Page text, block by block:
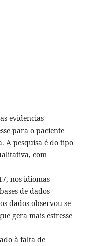
evidencias
para o paciente
A pesquisa é do tipo
com
nos idiomas
de dados
dados observou-se
gera mais estresse
à falta de